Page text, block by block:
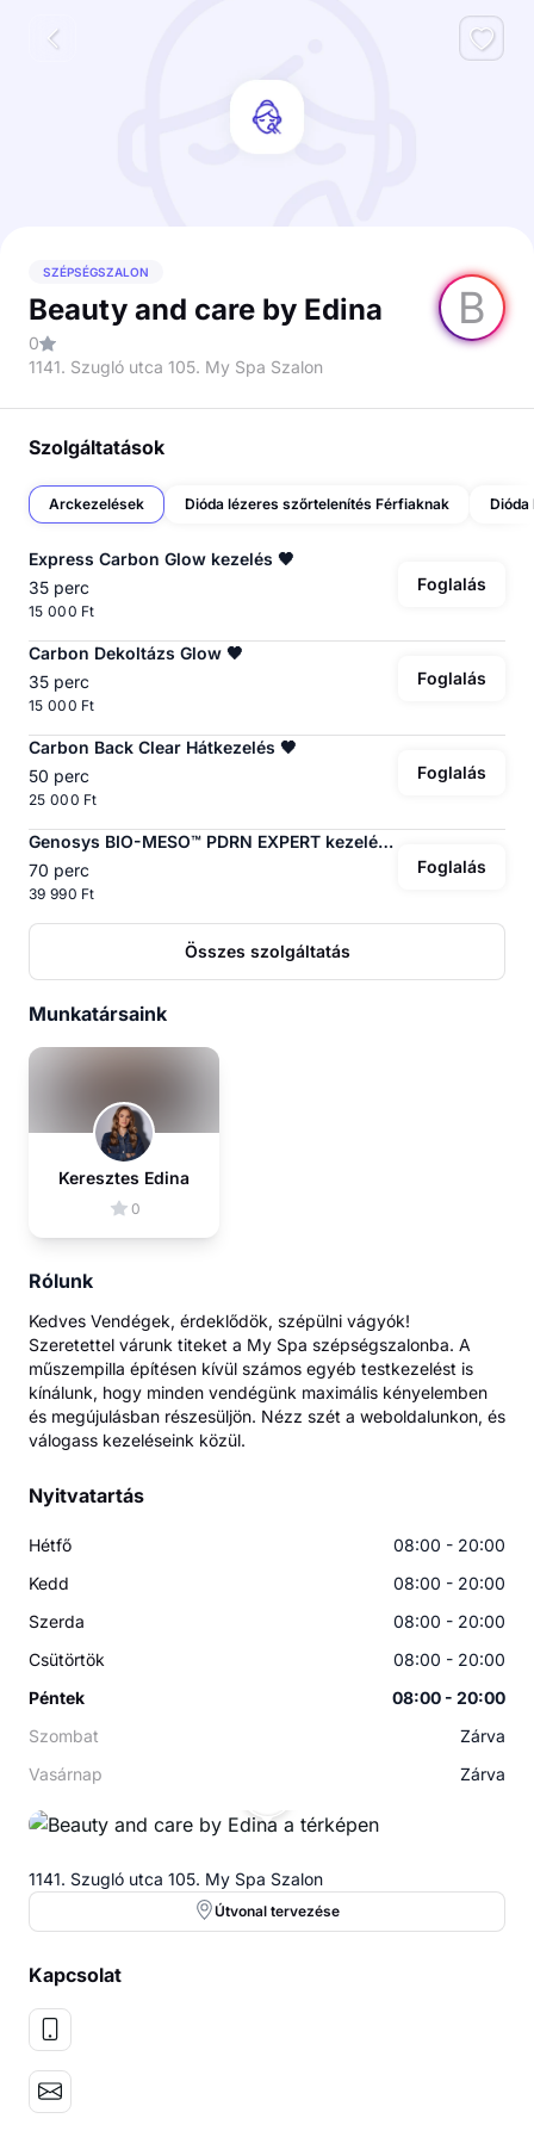
B
SZÉPSÉGSZALON
Beauty and care by Edina
0
1141. Szugló utca 105. My Spa Szalon
Szolgáltatások
Arckezelések Dióda lézeres szőrtelenítés Férfiaknak Dióda
Express Carbon Glow kezelés 🖤
35 perc
15 000 Ft
Foglalás
Carbon Dekoltázs Glow 🖤
35 perc
15 000 Ft
Foglalás
Carbon Back Clear Hátkezelés 🖤
50 perc
25 000 Ft
Foglalás
Genosys BIO-MESO™ PDRN EXPERT kezelés 🌿
70 perc
39 990 Ft
Foglalás
Összes szolgáltatás
Munkatársaink
Keresztes Edina
0
Rólunk
Kedves Vendégek, érdeklődök, szépülni vágyók!
Szeretettel várunk titeket a My Spa szépségszalonba. A
műszempilla építésen kívül számos egyéb testkezelést is
kínálunk, hogy minden vendégünk maximális kényelemben
és megújulásban részesüljön. Nézz szét a weboldalunkon, és
válogass kezeléseink közül.
Nyitvatartás
Hétfő
08:00 - 20:00
Kedd
08:00 - 20:00
Szerda
08:00 - 20:00
Csütörtök
08:00 - 20:00
Péntek
08:00 - 20:00
Szombat
Zárva
Vasárnap
Zárva
1141. Szugló utca 105. My Spa Szalon
Útvonal tervezése
Kapcsolat